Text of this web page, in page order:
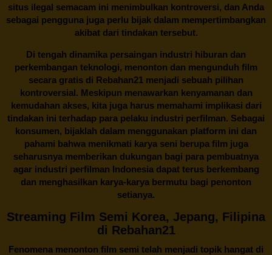
situs ilegal semacam ini menimbulkan kontroversi, dan Anda
sebagai pengguna juga perlu bijak dalam mempertimbangkan
akibat dari tindakan tersebut.
Di tengah dinamika persaingan industri hiburan dan
perkembangan teknologi, menonton dan mengunduh film
secara gratis di Rebahan21 menjadi sebuah pilihan
kontroversial. Meskipun menawarkan kenyamanan dan
kemudahan akses, kita juga harus memahami implikasi dari
tindakan ini terhadap para pelaku industri perfilman. Sebagai
konsumen, bijaklah dalam menggunakan platform ini dan
pahami bahwa menikmati karya seni berupa film juga
seharusnya memberikan dukungan bagi para pembuatnya
agar industri perfilman Indonesia dapat terus berkembang
dan menghasilkan karya-karya bermutu bagi penonton
setianya.
Streaming Film Semi Korea, Jepang, Filipina
di Rebahan21
Fenomena menonton film semi telah menjadi topik hangat di